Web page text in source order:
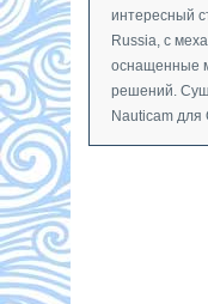
интересный
Russia, с
оснащенные
решений.
Nauticam для